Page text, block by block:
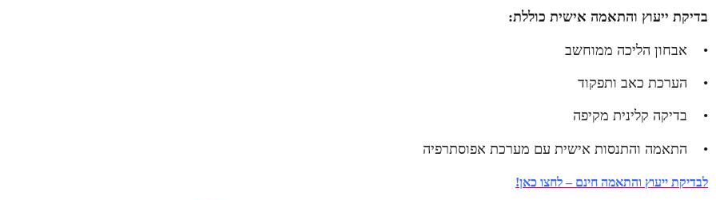
בדיקת ייעוץ והתאמה אישית כוללת:
• אבחון הליכה ממוחשב
• הערכת כאב ותפקוד
• בדיקה קלינית מקיפה
• התאמה והתנסות אישית עם מערכת אפוסתרפיה
לבדיקת ייעוץ והתאמה חינם – לחצו כאן!